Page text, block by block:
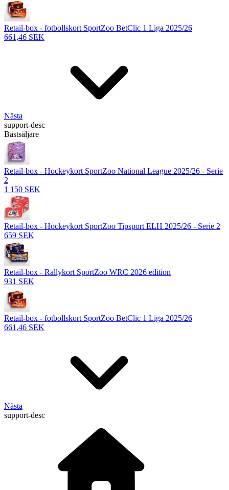
Retail-box - fotbollskort SportZoo BetClic 1 Liga 2025/26
661,46 SEK
Nästa
support-desc
Bästsäljare
Retail-box - Hockeykort SportZoo National League 2025/26 - Serie
2
1 150 SEK
Retail-box - Hockeykort SportZoo Tipsport ELH 2025/26 - Serie 2
659 SEK
Retail-box - Rallykort SportZoo WRC 2026 edition
931 SEK
Retail-box - fotbollskort SportZoo BetClic 1 Liga 2025/26
661,46 SEK
Nästa
support-desc